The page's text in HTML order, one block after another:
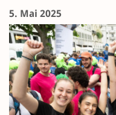
5. Mai 2025